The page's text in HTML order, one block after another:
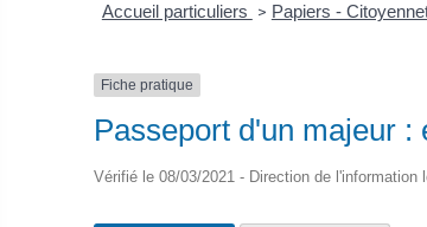
Accueil particuliers > Papiers -
Fiche pratique
Passeport d'un majeur :
Vérifié le 08/03/2021 - Direction de